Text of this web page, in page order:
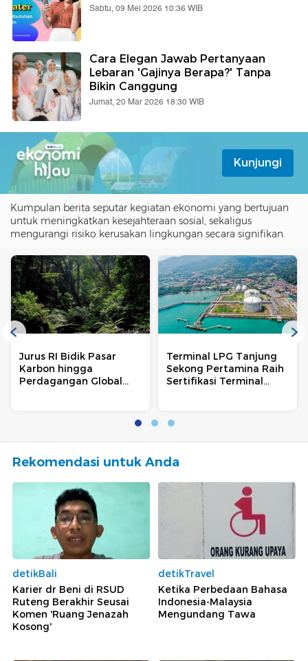
Sabtu, 09 Mei 2026 10:36 WIB
Cara Elegan Jawab Pertanyaan
Lebaran 'Gajinya Berapa?' Tanpa
Bikin Canggung
Jumat, 20 Mar 2026 18:30 WIB
Kunjungi
Kumpulan berita seputar kegiatan ekonomi yang bertujuan
untuk meningkatkan kesejahteraan sosial, sekaligus
mengurangi risiko kerusakan lingkungan secara signifikan.
Jurus RI Bidik Pasar
Karbon hingga
Perdagangan Global
Terminal LPG Tanjung
Sekong Pertamina Raih
Sertifikasi Terminal
Rekomendasi untuk Anda
detikBali
Karier dr Beni di RSUD
Ruteng Berakhir Seusai
Komen 'Ruang Jenazah
Kosong'
detikTravel
Ketika Perbedaan Bahasa
Indonesia-Malaysia
Mengundang Tawa